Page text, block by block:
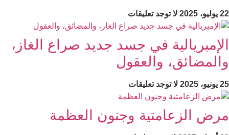
22 يوليو، 2025 لا توجد تعليقات
الإمبريالية في جسد جديد صراع الغاز،
والمضائق، والعقول
25 يونيو، 2025 لا توجد تعليقات
مرض الزعامتية وجنون العظمة